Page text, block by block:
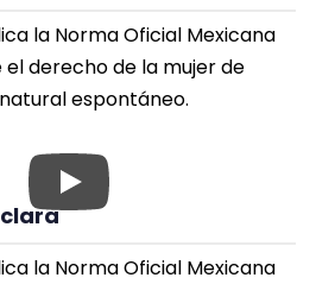
la Norma Oficial Mexicana
el derecho de la mujer de
espontáneo.
la Norma Oficial Mexicana